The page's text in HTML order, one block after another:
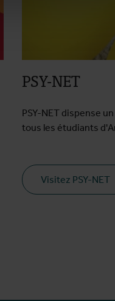
PSY-NET
PSY-NET dispense
tous les étudiants
Visitez PSY-NET